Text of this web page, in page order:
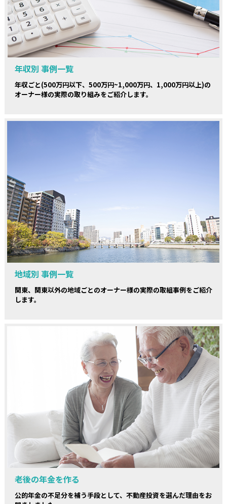
年収別 事例一覧
年収ごと(500万円以下、500万円~1,000万円、1,000万円以上)の
オーナー様の実際の取り組みをご紹介します。
地域別 事例一覧
関東、関東以外の地域ごとのオーナー様の実際の取組事例をご紹介
します。
老後の年金を作る
公的年金の不足分を補う手段として、不動産投資を選んだ理由をお